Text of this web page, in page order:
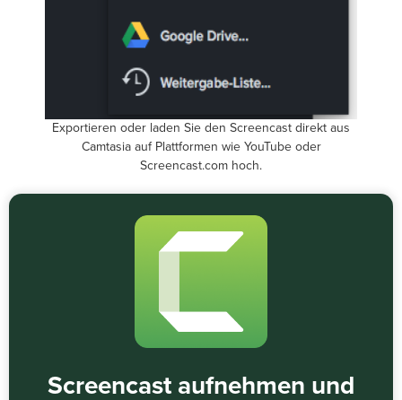
Exportieren oder laden Sie den Screencast direkt aus
Camtasia auf Plattformen wie YouTube oder
Screencast.com hoch.
Screencast aufnehmen und